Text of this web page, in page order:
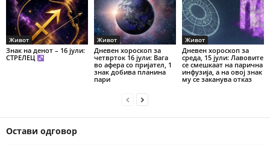
Живот
Знак на денот – 16 јули:
СТРЕЛЕЦ
Живот
Дневен хороскоп за
четврток 16 јули: Вага
во афера со пријател, 1
знак добива планина
пари
Живот
Дневен хороскоп за
среда, 15 јули: Лавовите
се смешкаат на парична
инфузија, а на овој знак
му се заканува отказ
Остави одговор